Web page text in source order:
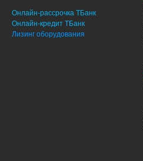
Онлайн-рассрочка ТБанк
Онлайн-кредит ТБанк
Лизинг оборудования